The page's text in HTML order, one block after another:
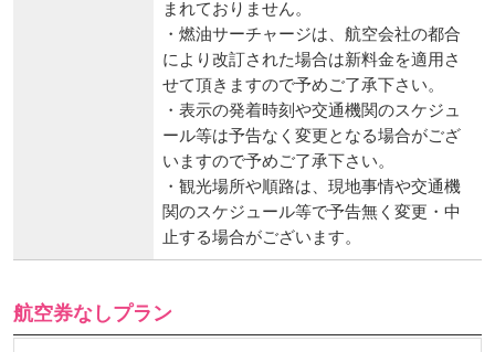
まれておりません。
・燃油サーチャージは、航空会社の都合
により改訂された場合は新料金を適用さ
せて頂きますので予めご了承下さい。
・表示の発着時刻や交通機関のスケジュ
ール等は予告なく変更となる場合がござ
いますので予めご了承下さい。
・観光場所や順路は、現地事情や交通機
関のスケジュール等で予告無く変更・中
止する場合がございます。
航空券なしプラン